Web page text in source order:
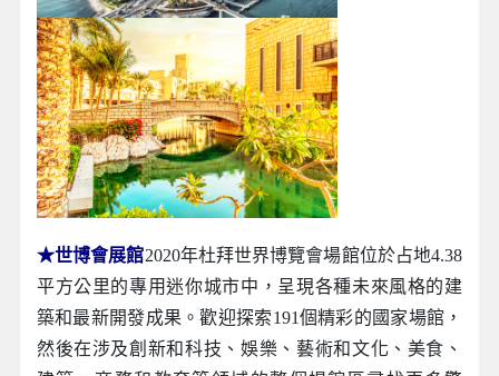
★世博會展館2020年杜拜世界博覽會場館位於占地4.38
平方公里的專用迷你城市中，呈現各種未來風格的建
築和最新開發成果。歡迎探索191個精彩的國家場館，
然後在涉及創新和科技、娛樂、藝術和文化、美食、